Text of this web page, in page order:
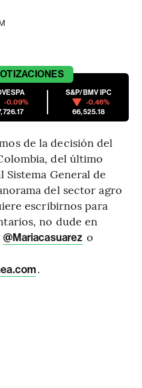
-0.09%
S&P/BMV IPC
-0.46%
66,525.18
de la decisión del
del último
Sistema General de
del sector agro
escribirnos para
no dude en
@Mariacasuarez o
.